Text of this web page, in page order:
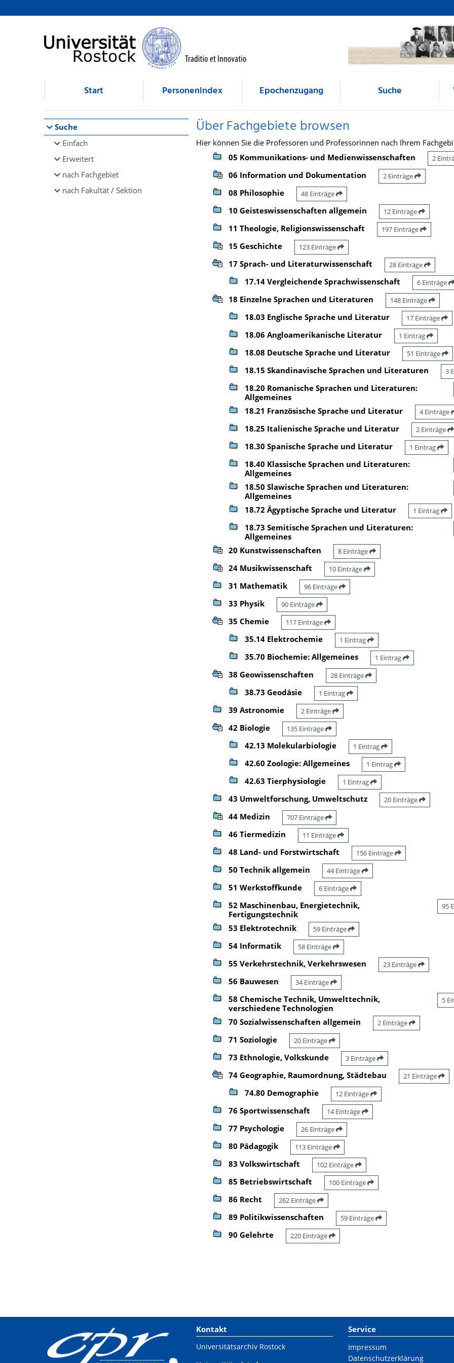
Browsen
direkt zum Inhalt
Start Personenindex Epochenzugang Suche
Suche
Einfach
Erweitert
nach Fachgebiet
nach Fakultät / Sektion
Über Fachgebiete browsen
Hier können Sie die Professoren und Professorinnen nach Ihrem
05 Kommunikations- und Medienwissenschaften
2
06 Information und Dokumentation 2 Einträge
08 Philosophie 48 Einträge
10 Geisteswissenschaften allgemein 12 Einträge
11 Theologie, Religionswissenschaft 197 Einträge
15 Geschichte 123 Einträge
17 Sprach- und Literaturwissenschaft 28 Einträge
17.14 Vergleichende Sprachwissenschaft 6 Einträge
18 Einzelne Sprachen und Literaturen 148 Einträge
18.03 Englische Sprache und Literatur 17 Einträge
18.06 Angloamerikanische Literatur 1 Eintrag
18.08 Deutsche Sprache und Literatur 51 Einträge
18.15 Skandinavische Sprachen und Literaturen 3
18.20 Romanische Sprachen und Literaturen:
Allgemeines
18.21 Französische Sprache und Literatur 4 Einträge
18.25 Italienische Sprache und Literatur 2 Einträge
18.30 Spanische Sprache und Literatur 1 Eintrag
18.40 Klassische Sprachen und Literaturen:
Allgemeines
18.50 Slawische Sprachen und Literaturen:
Allgemeines
18.72 Ägyptische Sprache und Literatur 1 Eintrag
18.73 Semitische Sprachen und Literaturen:
Allgemeines
20 Kunstwissenschaften 8 Einträge
24 Musikwissenschaft 10 Einträge
31 Mathematik 96 Einträge
33 Physik 90 Einträge
35 Chemie 117 Einträge
35.14 Elektrochemie 1 Eintrag
35.70 Biochemie: Allgemeines 1 Eintrag
38 Geowissenschaften 28 Einträge
38.73 Geodäsie 1 Eintrag
39 Astronomie 2 Einträge
42 Biologie 135 Einträge
42.13 Molekularbiologie 1 Eintrag
42.60 Zoologie: Allgemeines 1 Eintrag
42.63 Tierphysiologie 1 Eintrag
43 Umweltforschung, Umweltschutz 20 Einträge
44 Medizin 707 Einträge
46 Tiermedizin 11 Einträge
48 Land- und Forstwirtschaft 156 Einträge
50 Technik allgemein 44 Einträge
51 Werkstoffkunde 6 Einträge
52 Maschinenbau, Energietechnik,
Fertigungstechnik
95
53 Elektrotechnik 59 Einträge
54 Informatik 58 Einträge
55 Verkehrstechnik, Verkehrswesen 23 Einträge
56 Bauwesen 34 Einträge
58 Chemische Technik, Umwelttechnik,
verschiedene Technologien
5
70 Sozialwissenschaften allgemein 2 Einträge
71 Soziologie 20 Einträge
73 Ethnologie, Volkskunde 3 Einträge
74 Geographie, Raumordnung, Städtebau 21 Einträge
74.80 Demographie 12 Einträge
76 Sportwissenschaft 14 Einträge
77 Psychologie 26 Einträge
80 Pädagogik 113 Einträge
83 Volkswirtschaft 102 Einträge
85 Betriebswirtschaft 100 Einträge
86 Recht 262 Einträge
89 Politikwissenschaften 59 Einträge
90 Gelehrte 220 Einträge
Kontakt
Universitätsarchiv Rostock
Service
Impressum
Datenschutzerklärung